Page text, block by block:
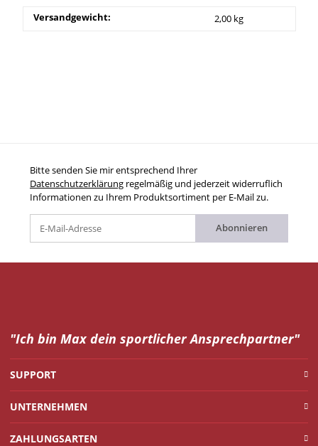
Versandgewicht: 2,00 kg
Bitte senden Sie mir entsprechend Ihrer
Datenschutzerklärung regelmäßig und jederzeit widerruflich
Informationen zu Ihrem Produktsortiment per E-Mail zu.
Abonnieren
"Ich bin Max dein sportlicher Ansprechpartner"
SUPPORT
UNTERNEHMEN
ZAHLUNGSARTEN